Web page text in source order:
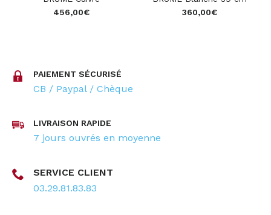
456,00€
360,00€
PAIEMENT SÉCURISÉ
CB / Paypal / Chèque
LIVRAISON RAPIDE
7 jours ouvrés en moyenne
SERVICE CLIENT
03.29.81.83.83